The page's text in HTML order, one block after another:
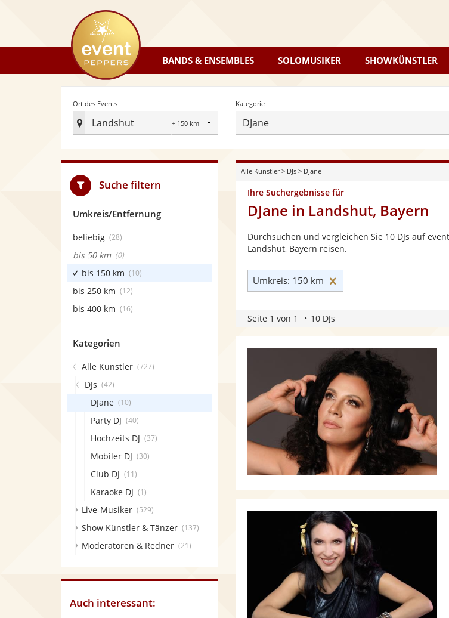
eventpeppers
BANDS & ENSEMBLES SOLOMUSIKER SHOWKÜNSTLER
Ort des Events
Landshut
Radius
Ort
Events
festlegen
Kategorie
DJane
Alle Künstler> DJs> DJane
Ihre Suchergebnisse für
DJane in Landshut, Bayern
Durchsuchen und vergleichen Sie 10 DJs auf
Landshut, Bayern reisen.
Umkreis: 150 km
Seite 1 von 1 10 DJs
Suche filtern
Umkreis/Entfernung
beliebig (28)
bis 50 km (0)
bis 150 km (10)
bis 250 km (12)
bis 400 km (16)
Kategorien
Alle Künstler (727)
DJs (42)
DJane (10)
Party DJ (40)
Hochzeits DJ (37)
Mobiler DJ (30)
Club DJ (11)
Karaoke DJ (1)
Live-Musiker (529)
Show Künstler & Tänzer (137)
Moderatoren & Redner (21)
Auch interessant: